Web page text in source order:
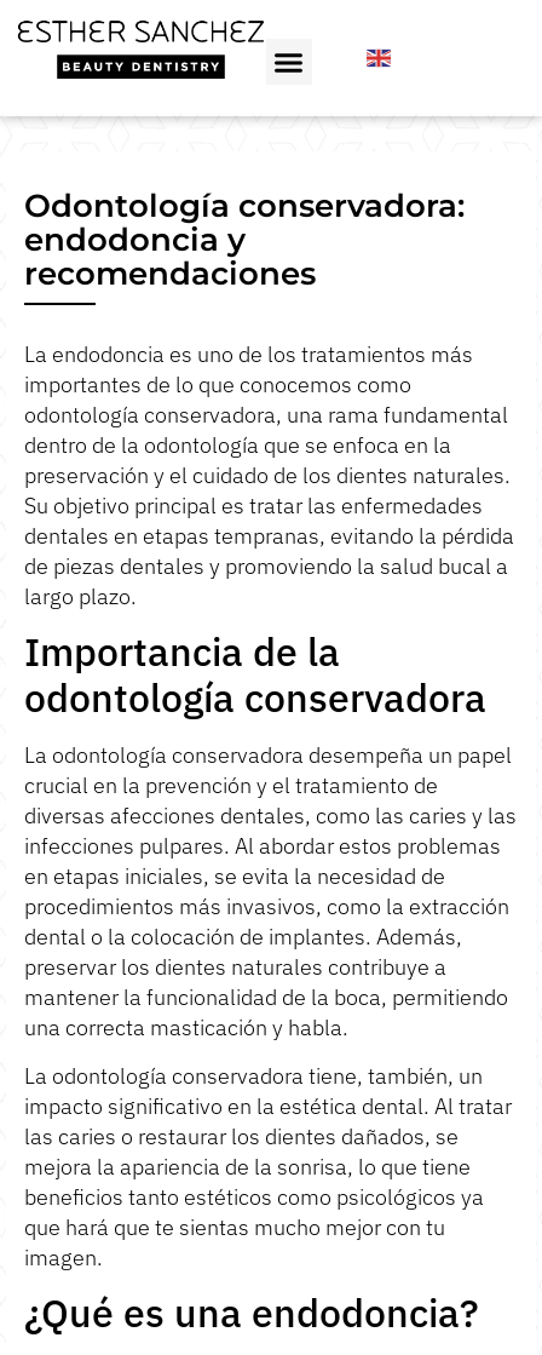
Odontología conservadora:
endodoncia y
recomendaciones
La endodoncia es uno de los tratamientos más
importantes de lo que conocemos como
odontología conservadora, una rama fundamental
dentro de la odontología que se enfoca en la
preservación y el cuidado de los dientes naturales.
Su objetivo principal es tratar las enfermedades
dentales en etapas tempranas, evitando la pérdida
de piezas dentales y promoviendo la salud bucal a
largo plazo.
Importancia de la
odontología conservadora
La odontología conservadora desempeña un papel
crucial en la prevención y el tratamiento de
diversas afecciones dentales, como las caries y las
infecciones pulpares. Al abordar estos problemas
en etapas iniciales, se evita la necesidad de
procedimientos más invasivos, como la extracción
dental o la colocación de implantes. Además,
preservar los dientes naturales contribuye a
mantener la funcionalidad de la boca, permitiendo
una correcta masticación y habla.
La odontología conservadora tiene, también, un
impacto significativo en la estética dental. Al tratar
las caries o restaurar los dientes dañados, se
mejora la apariencia de la sonrisa, lo que tiene
beneficios tanto estéticos como psicológicos ya
que hará que te sientas mucho mejor con tu
imagen.
¿Qué es una endodoncia?